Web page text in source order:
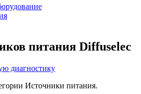
питания Diffuselec
диагностику
Источники питания.